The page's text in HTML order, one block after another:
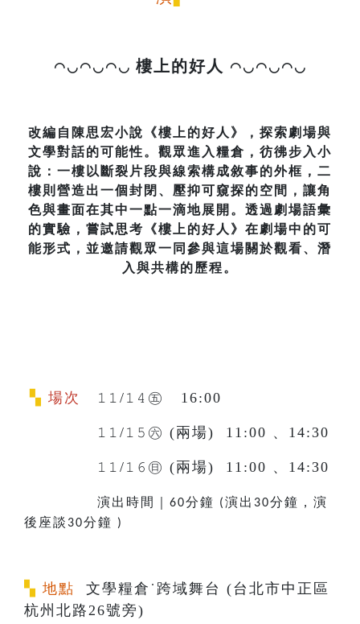
◠◡◠◡◠◡ 樓上的好人 ◠◡◠◡◠◡
改編自陳思宏小說《樓上的好人》，探索劇場與
文學對話的可能性。觀眾進入糧倉，彷彿步入小
說：一樓以斷裂片段與線索構成敘事的外框，二
樓則營造出一個封閉、壓抑可窺探的空間，讓角
色與畫面在其中一點一滴地展開。透過劇場語彙
的實驗，嘗試思考《樓上的好人》在劇場中的可
能形式，並邀請觀眾一同參與這場關於觀看、潛
入與共構的歷程。
▚ 場次 𝟷𝟷/𝟷𝟺㊄ 16:00
𝟷𝟷/𝟷𝟻㊅ (兩場) 11:00 、14:30
𝟷𝟷/𝟷𝟼㊐ (兩場) 11:00 、14:30
演出時間｜ 60分鐘 (演出 30分鐘，演
後座談 30分鐘 )
▚ 地點 文學糧倉˙跨域舞台 (台北市中正區
杭州北路26號旁)